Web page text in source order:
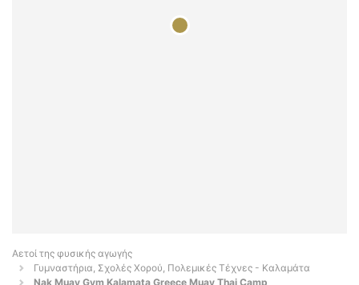
Αετοί της φυσικής αγωγής
Γυμναστήρια, Σχολές Χορού, Πολεμικές Τέχνες - Καλαμάτα
Nak Muay Gym Kalamata Greece Muay Thai Camp